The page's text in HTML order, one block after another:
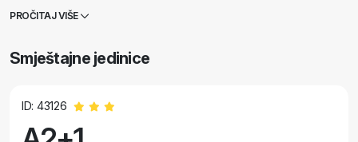
posuđem, priborom za jelo, blagavaone – stol sa 4 stolice, kupaonice
Opremljenost uređajima: TV/ Kabelska/ Internet je dostupan u sklopu
Apartman se nalazi u centru, u blizini mora i plaže, caffe barova,
sadržaja. Veselimo se Vašem dolasku!
PROČITAJ VIŠE
Smještajne jedinice
ID: 43126